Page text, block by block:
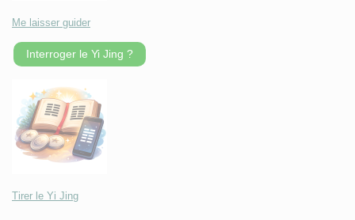
Me laisser guider
Interroger le Yi Jing ?
Tirer le Yi Jing